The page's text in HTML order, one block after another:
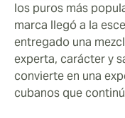
los puros más
marca llegó a la
entregado una
experta, carácter y
convierte en una
cubanos que